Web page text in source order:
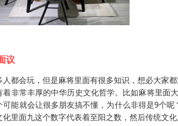
议
人都会玩，但是麻将里面有很多知识，想必大家
着非常丰厚的中华历史文化哲学。比如麻将里面
可能就会让很多朋友搞不懂，为什么非得是9个
化里面九这个数字代表着至阳之数，然后传统文